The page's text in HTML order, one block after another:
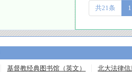
共21条 1
基督教经典图书馆（英文）
北大法律信